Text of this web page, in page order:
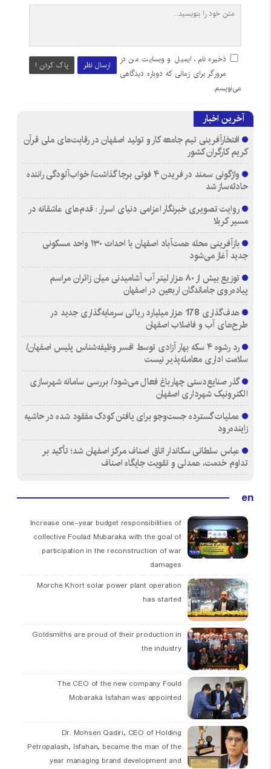
ارسال نظر پاک کردن !
ذخیره نام، ایمیل و وبسایت من در
مرورگر برای زمانی که دوباره دیدگاهی
می‌نویسم.
آخرین اخبار
افتخارآفرینی تیم جامعه کار و تولید اصفهان در رقابت‌های ملی قرآن
کریم کارگران کشور
واژگونی سمند در فریدن ۴ فوتی برجا گذاشت/ خواب‌آلودگی راننده
حادثه‌ساز شد
روایت تصویری خبرنگار اعزامی دنیای اسرار : قدم‌های عاشقانه در
مسیر کربلا
بازآفرینی محله همت‌آباد اصفهان با احداث ۱۳۰ واحد مسکونی
جدید آغاز می‌شود
توزیع بیش از ۸۰ هزار لیتر آب آشامیدنی میان زائران مراسم
پیاده‌روی جاماندگان اربعین در اصفهان
هدف‌گذاری 178 هزار میلیارد ریالی سرمایه‌گذاری جدید در
طرح‌های آب و فاضلاب اصفهان
رد رشوه ۴ سکه بهار آزادی توسط افسر وظیفه‌شناس پلیس اصفهان/
سلامت اداری معامله‌پذیر نیست
گذر صنایع‌دستی چهارباغ فعال می‌شود/ بررسی سامانه شهرسازی
الکترونیک شهرداری اصفهان
عملیات گسترده جست‌وجو برای یافتن کودک مفقود شده در حاشیه
زاینده‌رود
عباس سلطانی سکاندار اتاق اصناف مرکز اصفهان شد؛ تأکید بر
تداوم خدمت، همدلی و تقویت جایگاه اصناف
en
Increase one-year budget responsibilities of
collective Foulad Mubaraka with the goal of
participation in the reconstruction of war
damages
Morche Khort solar power plant operation
has started
Goldsmiths are proud of their production in
the industry
The CEO of the new company Fould
Mobaraka Isfahan was appointed
Dr. Mohsen Qadiri, CEO of Holding
Petropalash, Isfahan, became the man of the
year managing brand development and